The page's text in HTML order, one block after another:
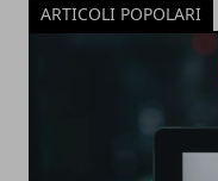
ARTICOLI POPOLARI